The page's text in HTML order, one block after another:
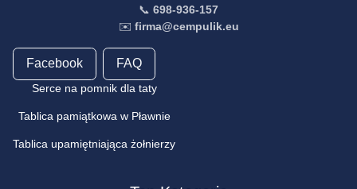
📞 698-936-157
✉️ firma@cempulik.eu
Facebook FAQ
Serce na pomnik dla taty
Tablica pamiątkowa w Pławnie
Tablica upamiętniająca żołnierzy